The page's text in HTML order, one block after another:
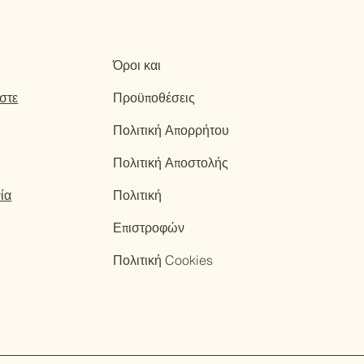
Όροι και
Προϋποθέσεις
Πολιτική Απορρήτου
Πολιτική Αποστολής
Πολιτική
Επιστροφών
Πολιτική Cookies